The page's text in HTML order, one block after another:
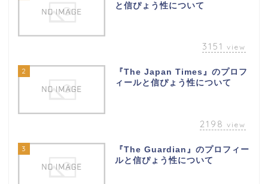
と信ぴょう性について
3151 view
2
『The Japan Times』のプロフ
ィールと信ぴょう性について
2198 view
3
『The Guardian』のプロフィー
ルと信ぴょう性について